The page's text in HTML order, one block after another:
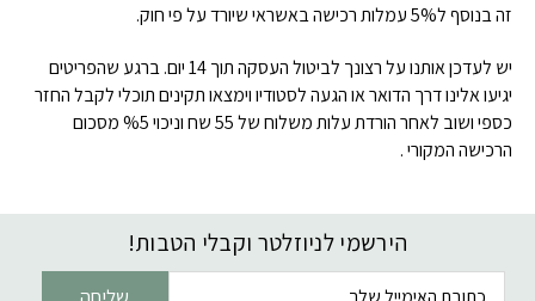
זה בנוסף ל5% עמלות רכישה באשראי שיורד על פי חוק.
יש לעדכן אותנו על רצונך לביטול העסקה תוך 14 יום. ברגע שהפריטים
יגיעו אלינו דרך הדואר או הגעה לסטודיו וימצאו תקינים תוכלי לקבל החזר
כספי ושוב לאחר הורדת עלות משלוח של 55 שח וניכוי %5 מסכום
הרכישה המקורי .
הירשמי לניוזלטר וקבלי הטבות!